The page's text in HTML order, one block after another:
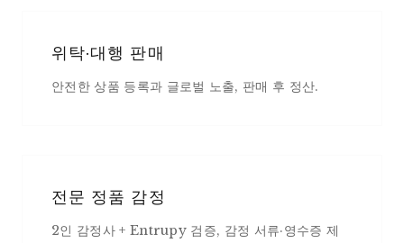
위탁·대행 판매
안전한 상품 등록과 글로벌 노출, 판매 후 정산.
전문 정품 감정
2인 감정사 + Entrupy 검증, 감정 서류·영수증 제